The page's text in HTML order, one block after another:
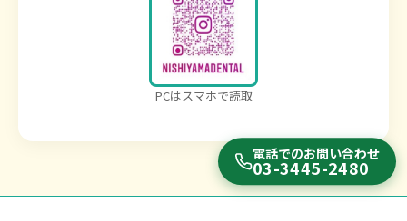
PCはスマホで読取
電話でのお問い合わせ
03-3445-2480